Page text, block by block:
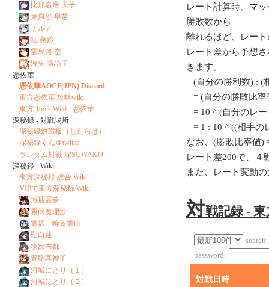
レート計算時、マ
勝敗数から
離れるほど、レー
レート差から予想
きます。
(自分の勝利数) : (
= (自分の勝敗比率
= 10 ^ (自分のレー
= 1 : 10 ^ ((相手の
なお、(勝敗比率値)
レート差200で、４
また、レート変動
対戦記録 -
search:
password:
対戦日時
比那名居 天子
東風谷 早苗
チルノ
紅 美鈴
霊烏路 空
洩矢 諏訪子
憑依華
憑依華AOCF(JPN) Discord
東方憑依華 攻略wiki
東方 Tools Wiki - 憑依華
深秘録 - 対戦場所
深秘録対戦板（したらば）
深秘録くん＠twitter
ランダム対戦 深SUWAKO
深秘録 - Wiki
東方深秘録 総合 Wiki
VIPで東方深秘録 Wiki
博麗霊夢
霧雨魔理沙
雲居一輪＆雲山
聖白蓮
物部布都
豊聡耳神子
河城にとり（１）
河城にとり（２）